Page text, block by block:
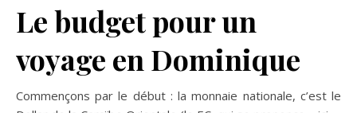
Le budget pour un
voyage en Dominique
Commençons par le début : la monnaie nationale, c’est le